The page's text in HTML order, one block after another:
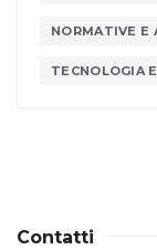
NORMATIVE E
TECNOLOGIA
Contatti